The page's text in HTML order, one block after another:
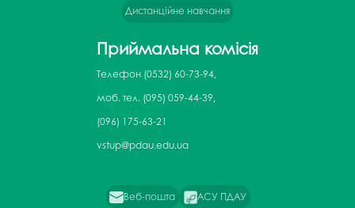
Дистанційне навчання
Приймальна комісія
Телефон (0532) 60-73-94,
моб. тел. (095) 059-44-39,
(096) 175-63-21
vstup@pdau.edu.ua
Веб-пошта АСУ ПДАУ